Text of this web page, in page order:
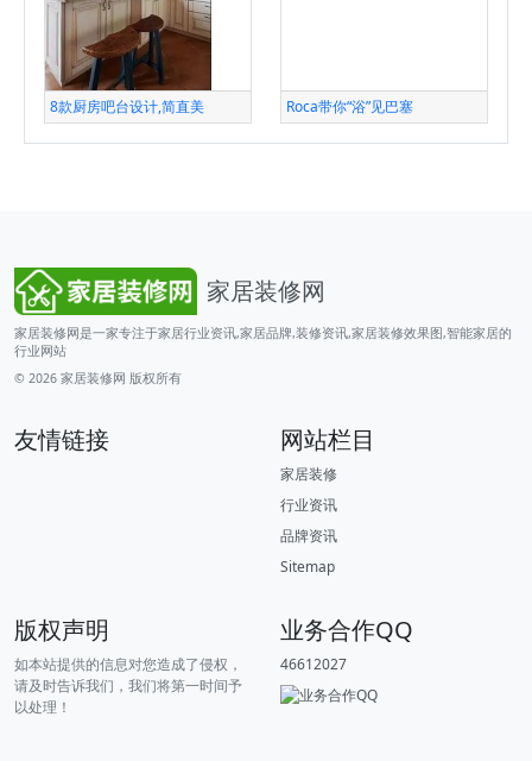
8款厨房吧台设计,简直美 Roca带你“浴”见巴塞
家居装修网
家居装修网是一家专注于家居行业资讯,家居品牌,装修资讯,家居装修效果图,智能家居的
行业网站
© 2026 家居装修网 版权所有
友情链接 网站栏目
家居装修
行业资讯
品牌资讯
Sitemap
版权声明
如本站提供的信息对您造成了侵权，
请及时告诉我们，我们将第一时间予
以处理！
业务合作QQ
46612027